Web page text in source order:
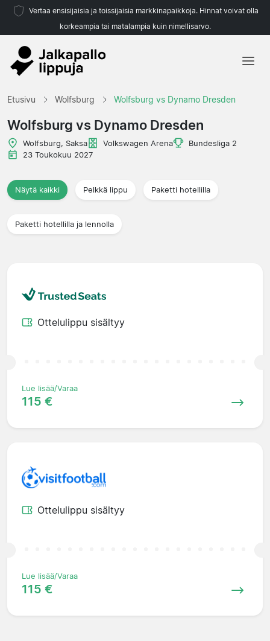
Vertaa ensisijaisia ja toissijaisia markkinapaikkoja. Hinnat voivat olla
korkeampia tai matalampia kuin nimellisarvo.
Etusivu Wolfsburg Wolfsburg vs Dynamo Dresden
Wolfsburg vs Dynamo Dresden
Wolfsburg, Saksa Volkswagen Arena
Bundesliga 2
23 Toukokuu 2027
Näytä kaikki Pelkkä lippu Paketti hotellilla
Paketti hotellilla ja lennolla
Ottelulippu sisältyy
Lue lisää/Varaa
115 €
Ottelulippu sisältyy
Lue lisää/Varaa
115 €